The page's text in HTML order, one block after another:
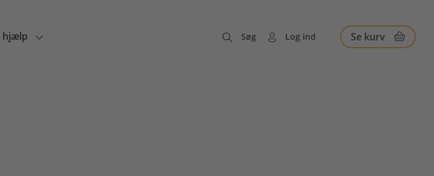
hjælp Søg Log ind Se kurv